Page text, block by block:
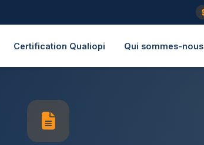
Certification Qualiopi Qui sommes-nous